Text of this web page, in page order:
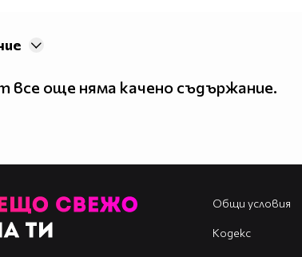
още няма качено съдържание.
Общи условия
Кодекс